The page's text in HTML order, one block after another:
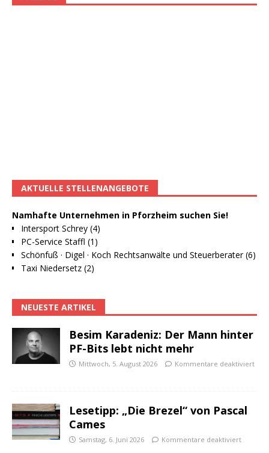
AKTUELLE STELLENANGEBOTE
Namhafte Unternehmen in Pforzheim suchen Sie!
Intersport Schrey (4)
PC-Service Staffl (1)
Schönfuß · Digel · Koch Rechtsanwälte und Steuerberater (6)
Taxi Niedersetz (2)
NEUESTE ARTIKEL
Besim Karadeniz: Der Mann hinter
PF-Bits lebt nicht mehr
Mittwoch, 5. August 2026 Kommentare deaktiviert
Lesetipp: „Die Brezel“ von Pascal
Cames
Samstag, 6. Juni 2026 Kommentare deaktiviert